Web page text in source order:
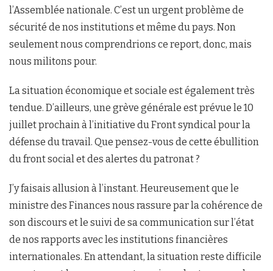
l’Assemblée nationale. C’est un urgent problème de
sécurité de nos institutions et même du pays. Non
seulement nous comprendrions ce report, donc, mais
nous militons pour.
La situation économique et sociale est également très
tendue. D’ailleurs, une grève générale est prévue le 10
juillet prochain à l’initiative du Front syndical pour la
défense du travail. Que pensez-vous de cette ébullition
du front social et des alertes du patronat ?
J’y faisais allusion à l’instant. Heureusement que le
ministre des Finances nous rassure par la cohérence de
son discours et le suivi de sa communication sur l’état
de nos rapports avec les institutions financières
internationales. En attendant, la situation reste difficile